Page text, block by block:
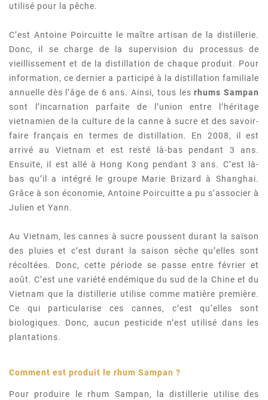
utilisé pour la pêche.
C’est Antoine Poircuitte le maître artisan de la distillerie.
Donc, il se charge de la supervision du processus de
vieillissement et de la distillation de chaque produit. Pour
information, ce dernier a participé à la distillation familiale
annuelle dès l’âge de 6 ans. Ainsi, tous lesrhums Sampan
sont l’incarnation parfaite de l’union entre l’héritage
vietnamien de la culture de la canne à sucre et des savoir-
faire français en termes de distillation. En 2008, il est
arrivé au Vietnam et est resté là-bas pendant 3 ans.
Ensuite, il est allé à Hong Kong pendant 3 ans. C’est là-
bas qu’il a intégré le groupe Marie Brizard à Shanghai.
Grâce à son économie, Antoine Poircuitte a pu s’associer à
Julien et Yann.
Au Vietnam, les cannes à sucre poussent durant la saison
des pluies et c’est durant la saison sèche qu’elles sont
récoltées. Donc, cette période se passe entre février et
août. C’est une variété endémique du sud de la Chine et du
Vietnam que la distillerie utilise comme matière première.
Ce qui particularise ces cannes, c’est qu’elles sont
biologiques. Donc, aucun pesticide n’est utilisé dans les
plantations.
Comment est produit le rhum Sampan ?
Pour produire le rhum Sampan, la distillerie utilise des